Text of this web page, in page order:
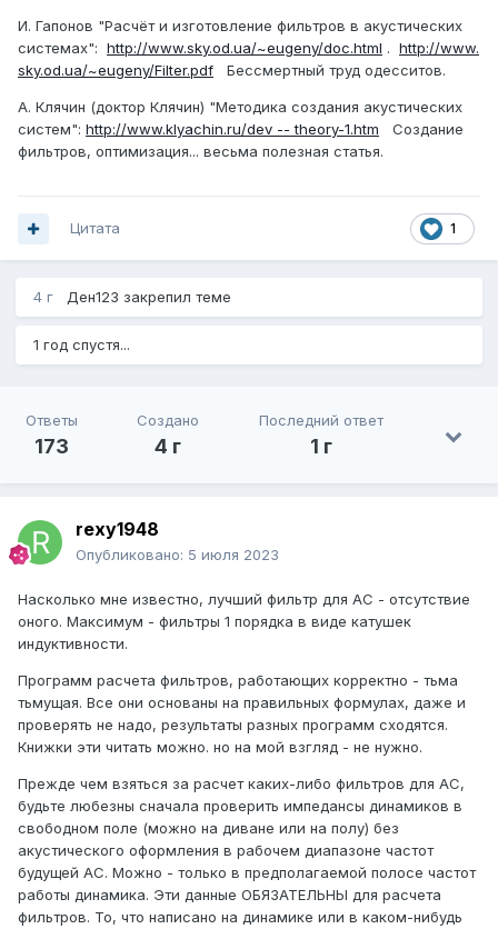
И. Гапонов "Расчёт и изготовление фильтров в акустических
системах": http://www.sky.od.ua/~eugeny/doc.html . http://www.
sky.od.ua/~eugeny/Filter.pdf Бессмертный труд одесситов.
А. Клячин (доктор Клячин) "Методика создания акустических
систем": http://www.klyachin.ru/dev -- theory-1.htm Создание
фильтров, оптимизация... весьма полезная статья.
1
Цитата
4 г Ден123 закрепил теме
1 год спустя...
Ответы
173
Создано
4 г
Последний ответ
1 г
rexy1948
Опубликовано: 5 июля 2023
Насколько мне известно, лучший фильтр для АС - отсутствие
оного. Максимум - фильтры 1 порядка в виде катушек
индуктивности.
Программ расчета фильтров, работающих корректно - тьма
тьмущая. Все они основаны на правильных формулах, даже и
проверять не надо, результаты разных программ сходятся.
Книжки эти читать можно. но на мой взгляд - не нужно.
Прежде чем взяться за расчет каких-либо фильтров для АС,
будьте любезны сначала проверить импедансы динамиков в
свободном поле (можно на диване или на полу) без
акустического оформления в рабочем диапазоне частот
будущей АС. Можно - только в предполагаемой полосе частот
работы динамика. Эти данные ОБЯЗАТЕЛЬНЫ для расчета
фильтров. То, что написано на динамике или в каком-нибудь